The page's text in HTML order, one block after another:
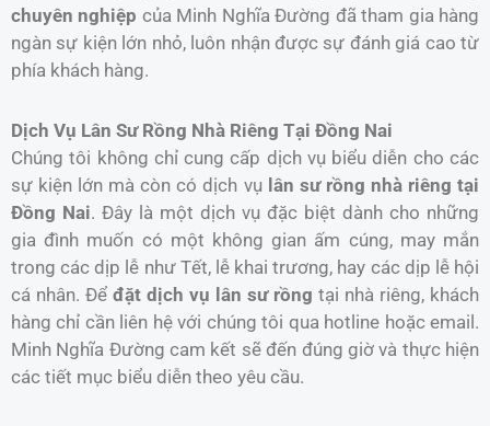
chuyên nghiệp của Minh Nghĩa Đường đã tham gia hàng
ngàn sự kiện lớn nhỏ, luôn nhận được sự đánh giá cao từ
phía khách hàng.
Dịch Vụ Lân Sư Rồng Nhà Riêng Tại Đồng Nai
Chúng tôi không chỉ cung cấp dịch vụ biểu diễn cho các
sự kiện lớn mà còn có dịch vụ lân sư rồng nhà riêng tại
Đồng Nai. Đây là một dịch vụ đặc biệt dành cho những
gia đình muốn có một không gian ấm cúng, may mắn
trong các dịp lễ như Tết, lễ khai trương, hay các dịp lễ hội
cá nhân. Để đặt dịch vụ lân sư rồng tại nhà riêng, khách
hàng chỉ cần liên hệ với chúng tôi qua hotline hoặc email.
Minh Nghĩa Đường cam kết sẽ đến đúng giờ và thực hiện
các tiết mục biểu diễn theo yêu cầu.